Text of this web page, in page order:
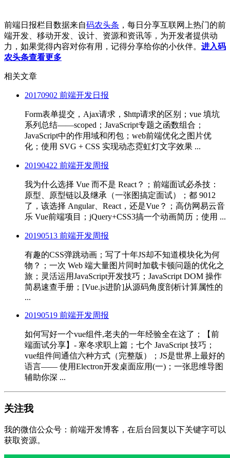
前端日报栏目数据来自码农头条 ，每日分享互联网上热门的前
端开发、移动开发、设计、资源和资讯等，为开发者提供动
力，如果觉得内容对你有用，记得分享给你的小伙伴。 进入码
农头条查看更多
相关文章
20170902 前端开发日报
Form表单提交，Ajax请求，$http请求的区别；vue 填坑
系列总结——scoped；JavaScript专题之函数组合；
JavaScript中的作用域和闭包；web前端优化之图片优
化；使用 SVG + CSS 实现动态霓虹灯文字效果 ...
20190422 前端开发周报
我为什么选择 Vue 而不是 React？；前端面试必杀技：
原型、原型链以及继承（一张图搞定面试）；都 9012
了，该选择 Angular、React，还是Vue？；高仿网易云音
乐 Vue前端项目；jQuery+CSS3搞一个动画简历；使用 ...
20190513 前端开发周报
有趣的CSS弹跳动画；写了十年JS却不知道模块化为何
物？；一次 Web 端大量图片同时加载卡顿问题的优化之
旅；灵活运用JavaScript开发技巧；JavaScript DOM 操作
简易速查手册；[Vue.js进阶]从源码角度剖析计算属性的
...
20190519 前端开发周报
如何写好一个vue组件,老夫的一年经验全在这了；【前
端面试分享】- 寒冬求职上篇；七个 JavaScript 技巧；
vue组件间通信六种方式（完整版）；JS是世界上最好的
语言—— 使用Electron开发桌面应用(一)；一张思维导图
辅助你深 ...
关注我
我的微信公众号：前端开发博客，在后台回复以下关键字可以
获取资源。